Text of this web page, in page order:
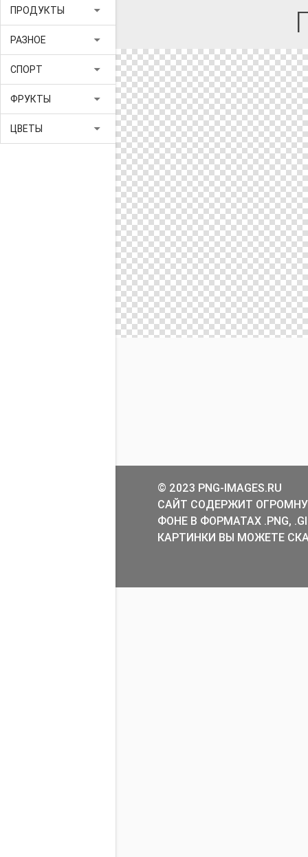
ПРОДУКТЫ arrow_drop_down
РАЗНОЕ arrow_drop_down
СПОРТ arrow_drop_down
ФРУКТЫ arrow_drop_down
ЦВЕТЫ arrow_drop_down
© 2023 PNG-IMAGES.RU
САЙТ СОДЕРЖИТ
ФОНЕ В ФОРМАТАХ .PNG,
КАРТИНКИ ВЫ МОЖЕТЕ